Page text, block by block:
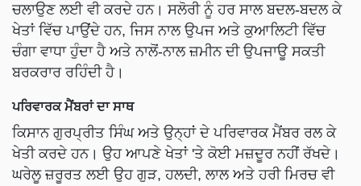
ਚਲਾਉਣ ਲਈ ਵੀ ਕਰਦੇ ਹਨ। ਸਲੋਰੀ ਨੂੰ ਹਰ ਸਾਲ ਬਦਲ-ਬਦਲ ਕੇ
ਖੇਤਾਂ ਵਿੱਚ ਪਾਉਂਦੇ ਹਨ, ਜਿਸ ਨਾਲ ਉਪਜ ਅਤੇ ਕੁਆਲਿਟੀ ਵਿੱਚ
ਚੰਗਾ ਵਾਧਾ ਹੁੰਦਾ ਹੈ ਅਤੇ ਨਾਲੋਂ-ਨਾਲ ਜ਼ਮੀਨ ਦੀ ਉਪਜਾਊ ਸਕਤੀ
ਬਰਕਰਾਰ ਰਹਿੰਦੀ ਹੈ।
ਪਰਿਵਾਰਕ ਮੈਂਬਰਾਂ ਦਾ ਸਾਥ
ਕਿਸਾਨ ਗੁਰਪ੍ਰੀਤ ਸਿੰਘ ਅਤੇ ਉਨ੍ਹਾਂ ਦੇ ਪਰਿਵਾਰਕ ਮੈਂਬਰ ਰਲ ਕੇ
ਖੇਤੀ ਕਰਦੇ ਹਨ। ਉਹ ਆਪਣੇ ਖੇਤਾਂ 'ਤੇ ਕੋਈ ਮਜ਼ਦੂਰ ਨਹੀਂ ਰੱਖਦੇ।
ਘਰੇਲੂ ਜ਼ਰੂਰਤ ਲਈ ਉਹ ਗੁੜ, ਹਲਦੀ, ਲਾਲ ਅਤੇ ਹਰੀ ਮਿਰਚ ਵੀ